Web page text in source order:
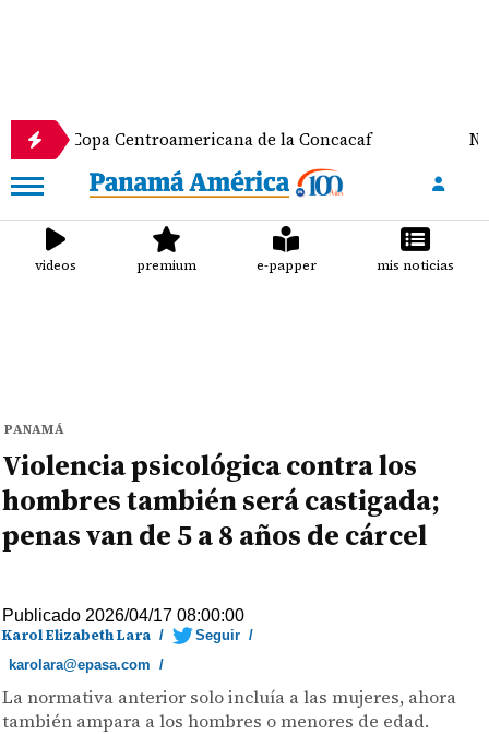
de la Concacaf Nathalee
videos premium e-papper mis noticias
PANAMÁ
Violencia psicológica contra los
hombres también será castigada;
penas van de 5 a 8 años de cárcel
Publicado 2026/04/17 08:00:00
Karol Elizabeth Lara / Seguir /
karolara@epasa.com /
La normativa anterior solo incluía a las mujeres, ahora
también ampara a los hombres o menores de edad.